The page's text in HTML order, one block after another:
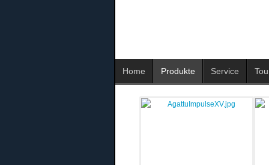
Home Produkte Service